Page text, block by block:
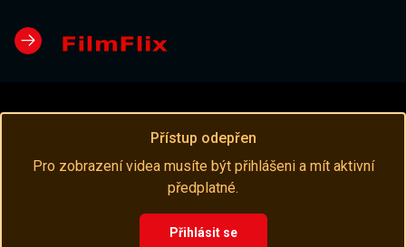
Přístup odepřen
Pro zobrazení videa musíte být přihlášeni a mít aktivní
předplatné.
Přihlásit se